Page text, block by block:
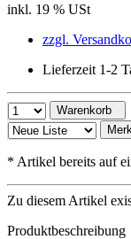
inkl. 19 % USt
zzgl.
Lieferzeit 1-2
Warenkorb
* Artikel bereits auf
Zu diesem Artikel
Produktbeschreibung